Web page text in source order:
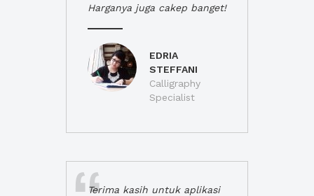
Harganya juga cakep banget!
EDRIA
STEFFANI
Calligraphy
Specialist
Terima kasih untuk aplikasi